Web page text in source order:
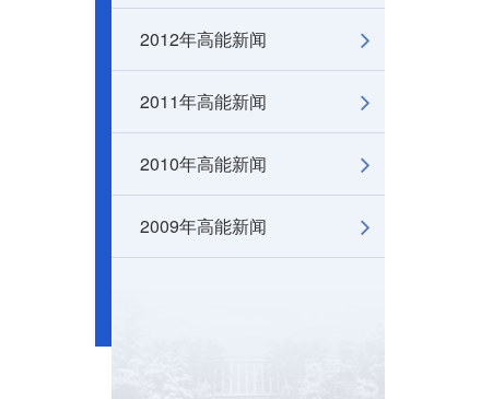
2012年高能新闻
2011年高能新闻
2010年高能新闻
2009年高能新闻